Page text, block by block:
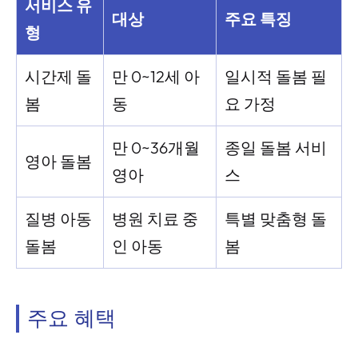
서비스 유
형
대상 주요 특징
시간제 돌
봄
만 0~12세 아
동
일시적 돌봄 필
요 가정
영아 돌봄
만 0~36개월
영아
종일 돌봄 서비
스
질병 아동
돌봄
병원 치료 중
인 아동
특별 맞춤형 돌
봄
주요 혜택